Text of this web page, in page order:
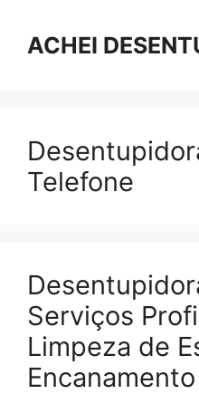
ACHEI
Telefone
Serviços
Limpeza de
Encanamento